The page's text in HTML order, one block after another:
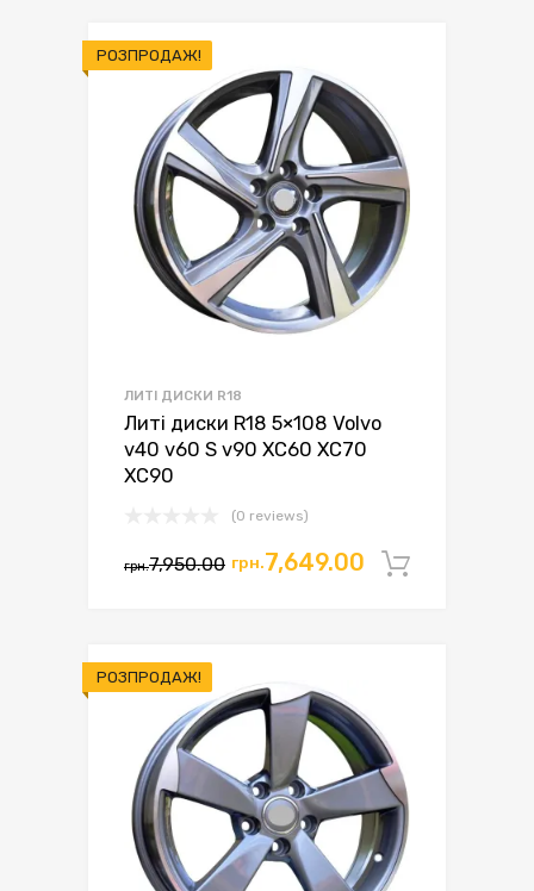
РОЗПРОДАЖ!
ЛИТІ ДИСКИ R18
Литі диски R18 5×108 Volvo
v40 v60 S v90 XC60 XC70
XC90
(0 reviews)
грн.7,950.00 грн.7,649.00
РОЗПРОДАЖ!